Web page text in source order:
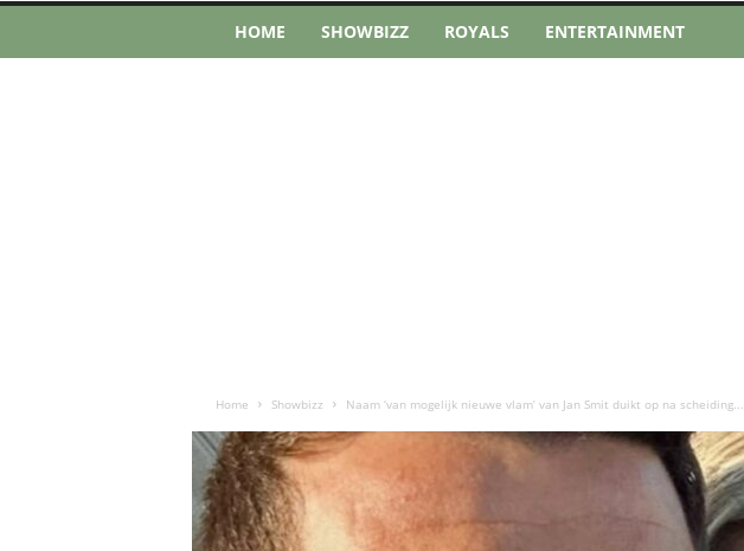
HOME SHOWBIZZ ROYALS ENTERTAINMENT
Home Showbizz Naam ‘van mogelijk nieuwe vlam’ van Jan Smit duikt op na scheiding...